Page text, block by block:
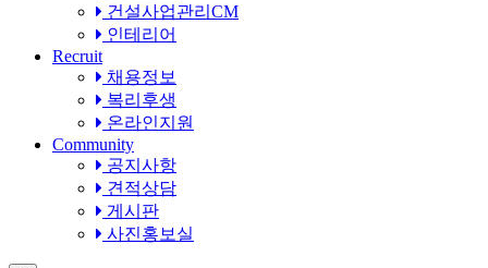
건설사업관리CM
인테리어
Recruit
채용정보
복리후생
온라인지원
Community
공지사항
견적상담
게시판
사진홍보실